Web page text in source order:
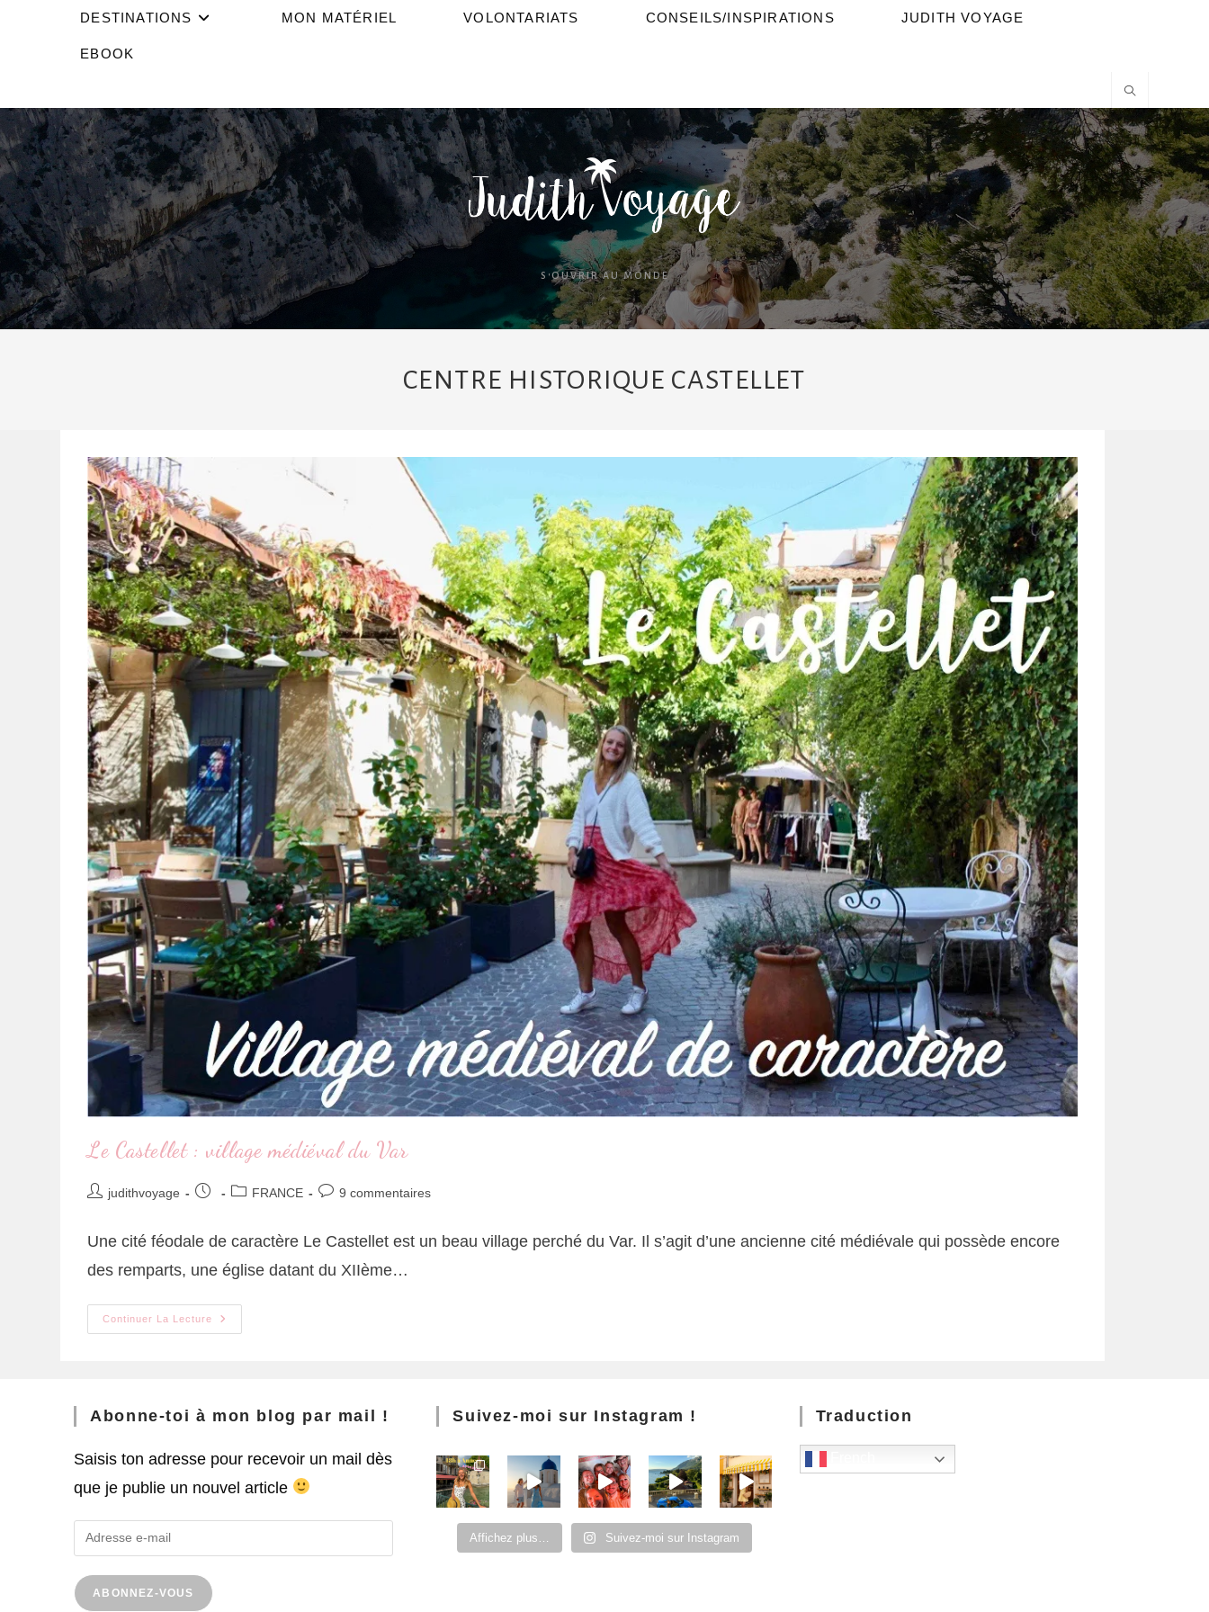
DESTINATIONS MON MATÉRIEL VOLONTARIATS CONSEILS/INSPIRATIONS JUDITH VOYAGE
EBOOK
S'OUVRIR AU MONDE
CENTRE HISTORIQUE CASTELLET
Le Castellet : village médiéval du Var
judithvoyage FRANCE 9 commentaires
Une cité féodale de caractère Le Castellet est un beau village perché du Var. Il s’agit d’une ancienne cité médiévale qui possède encore
des remparts, une église datant du XIIème…
Continuer La Lecture
Abonne-toi à mon blog par mail !
Saisis ton adresse pour recevoir un mail dès
que je publie un nouvel article
ABONNEZ-VOUS
Suivez-moi sur Instagram !
Affichez plus… Suivez-moi sur Instagram
Traduction